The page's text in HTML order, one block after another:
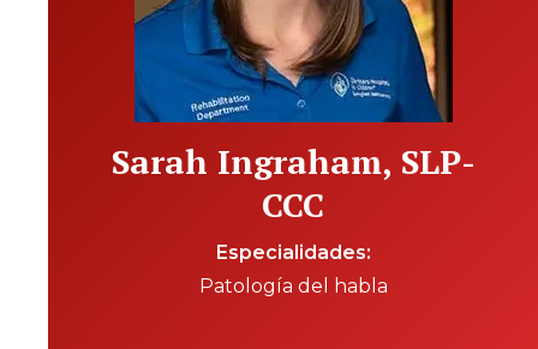
Sarah Ingraham, SLP-
CCC
Especialidades
Patología del habla